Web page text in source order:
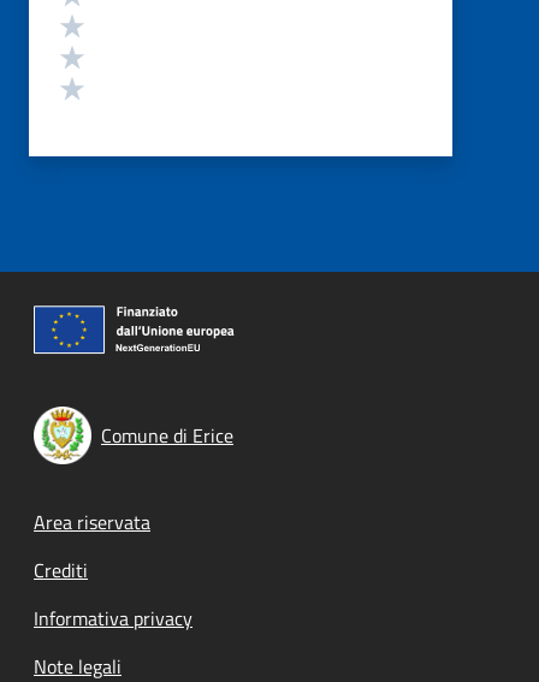
Comune di Erice
Footer menu
Area riservata
Crediti
Informativa privacy
Note legali